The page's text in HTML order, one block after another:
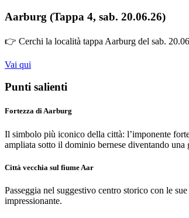
Aarburg (Tappa 4, sab. 20.06.26)
👉 Cerchi la località tappa Aarburg del sab.
Vai qui
Punti salienti
Fortezza di Aarburg
Il simbolo più iconico della città: l’imponente
ampliata sotto il dominio bernese diventando una
Città vecchia sul fiume Aar
Passeggia nel suggestivo centro storico con le
impressionante.